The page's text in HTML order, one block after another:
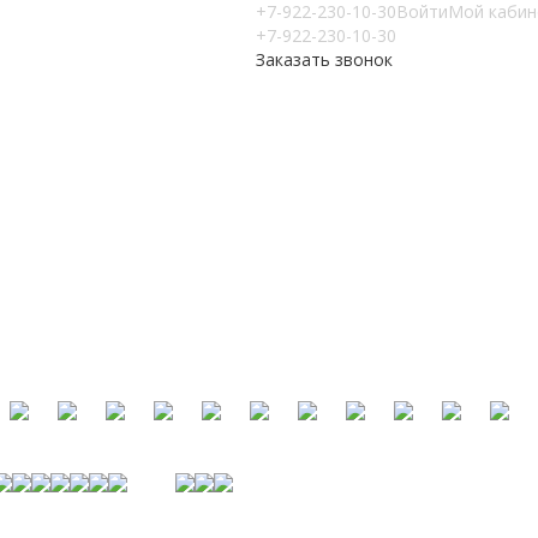
ВойтиМой
+7-922-230-10-30
+7-922-230-10-30
Заказать звонок